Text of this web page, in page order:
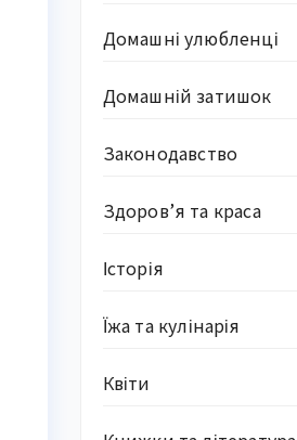
Домашні улюбленці
Домашній затишок
Законодавство
Здоров’я та краса
Історія
Їжа та кулінарія
Квіти